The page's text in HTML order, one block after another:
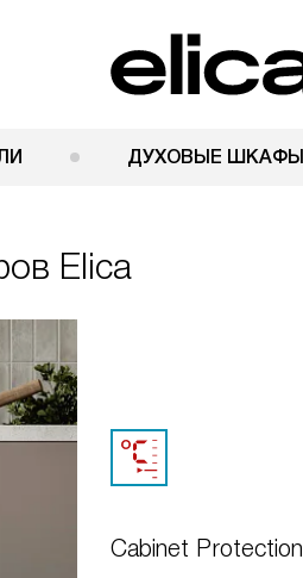
ДУХОВЫЕ ШКАФЫ
Elica
Cabinet Protection